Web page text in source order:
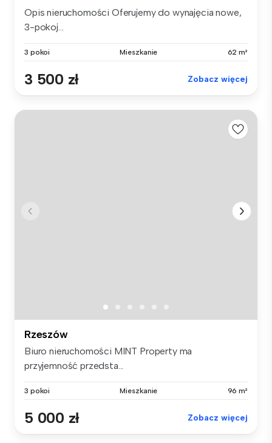
Opis nieruchomości Oferujemy do wynajęcia nowe,
3-pokoj...
3 pokoi Mieszkanie 62 m²
3 500 zł Zobacz więcej
Rzeszów
Biuro nieruchomości MINT Property ma
przyjemność przedsta...
3 pokoi Mieszkanie 96 m²
5 000 zł Zobacz więcej